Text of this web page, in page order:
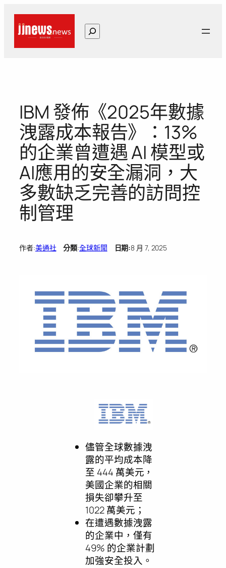
搜
尋
IBM 發佈《2025年數據
洩露成本報告》：13%
的企業曾遭遇 AI 模型或
AI應用的安全漏洞，大
多數缺乏完善的訪問控
制管理
作者:美通社 分類:全球新聞 日期:8 月 7, 2025
儘管全球數據洩
露的平均成本降
至 444 萬美元，
美國企業的相關
損失卻攀升至
1022 萬美元；
在遭遇數據洩露
的企業中，僅有
49% 的企業計劃
加強安全投入。